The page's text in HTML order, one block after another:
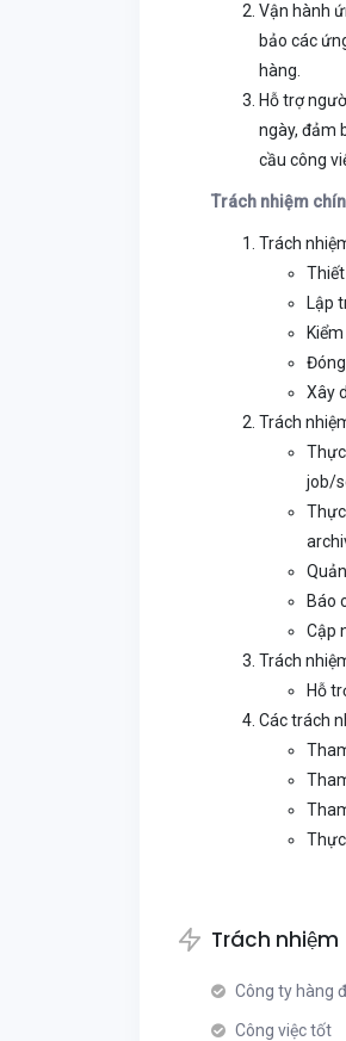
Vận hành
bảo các
hàng.
Hỗ trợ
ngày, đảm
cầu công
Trách nhiệm
Trách
Lập
Xây
Trách
job/
Báo
Cập
Trách
Hỗ
Các trách
Trách nhiệm
Công ty hàng
Công việc tốt